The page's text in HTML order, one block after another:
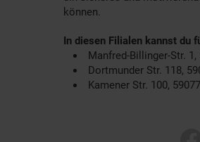
können.
In diesen Filialen kannst du
Manfred-Billinger-Str.
Dortmunder Str. 118,
Kamener Str. 100,